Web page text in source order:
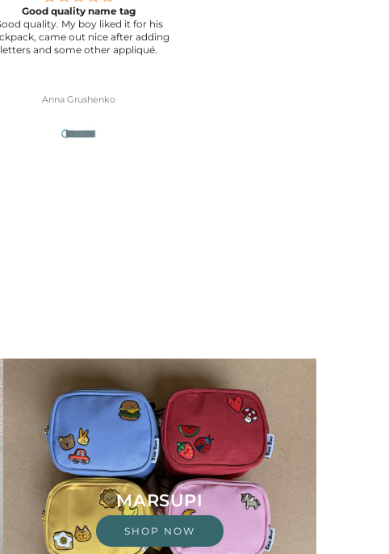
Cute patch
Same as in the picture.
Anna Grushenko
MARSUPI
SHOP NOW